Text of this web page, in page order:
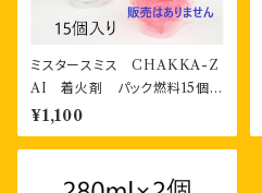
ミスタースミス CHAKKA-Z
AI 着火剤 パック燃料15個
チャック付き袋入り
¥1,100